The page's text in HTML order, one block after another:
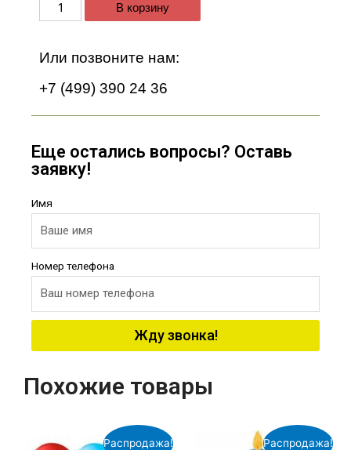
В корзину
Или позвоните нам:
+7 (499) 390 24 36
Еще остались вопросы? Оставь
заявку!
Имя
Номер телефона
Жду звонка!
Похожие товары
Распродажа! Распродажа!